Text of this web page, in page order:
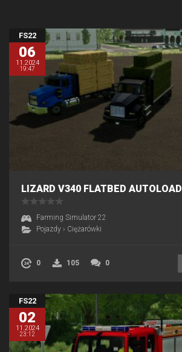
FS22
06
11.2024
19:47
LIZARD V340 FLATBED AUTOLOAD
Farming Simulator 22
Pojazdy › Ciężarówki
0 105 0
FS22
02
11.2024
23:12